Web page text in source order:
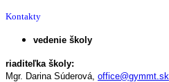
Kontakty
vedenie školy
riaditeľka školy:
Mgr. Darina Súderová, office@gymmt.sk